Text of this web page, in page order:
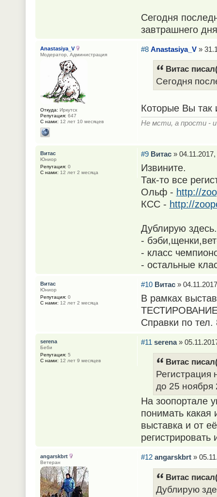
Сегодня
завтрашнего
#8 Anastasiya_V»
Витас
Сегодня
Которые Вы так
Не мсти, а прости - и
Anastasiya_V
Модератор, Администрация
Откуда: Иркутск
Репутация: 647
С нами: 12 лет 10 месяцев
#9 Витас» 04.11.2017,
Извините.
Так-то все
Ольф - http://
КСС - http://
Дублирую
-
- класс
- остальные
Витас
Юниор
Репутация: 0
С нами: 12 лет 2 месяца
#10 Витас»
В рамках
Справки по тел.
Витас
Юниор
Репутация: 0
С нами: 12 лет 2 месяца
#11 serena»
Витас
Регистрация
до 25 ноября
На зоопортале
понимать какая
выставка и от
serena
Беби
Репутация: 5
С нами: 12 лет 9 месяцев
#12 angarskbrt»
Витас
Дублирую
angarskbrt
Ветеран